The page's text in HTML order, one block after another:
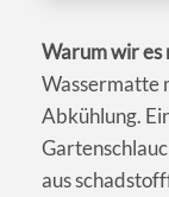
Warum wir es
Wassermatte
Abkühlung.
aus